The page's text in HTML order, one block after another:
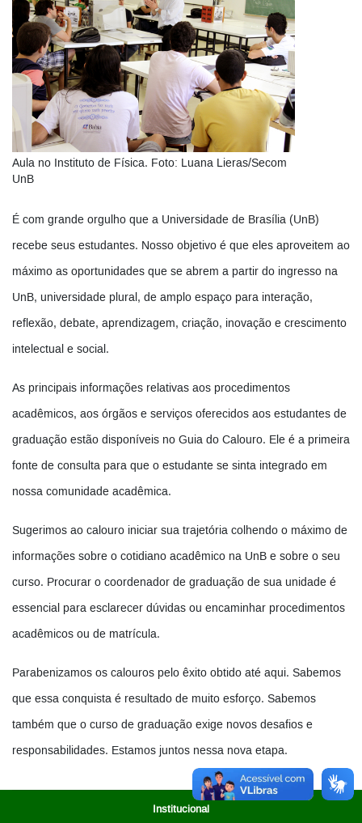
Aula no Instituto de Física. Foto: Luana Lieras/Secom
UnB
É com grande orgulho que a Universidade de Brasília (UnB)
recebe seus estudantes. Nosso objetivo é que eles aproveitem ao
máximo as oportunidades que se abrem a partir do ingresso na
UnB, universidade plural, de amplo espaço para interação,
reflexão, debate, aprendizagem, criação, inovação e crescimento
intelectual e social.
As principais informações relativas aos procedimentos
acadêmicos, aos órgãos e serviços oferecidos aos estudantes de
graduação estão disponíveis no Guia do Calouro. Ele é a primeira
fonte de consulta para que o estudante se sinta integrado em
nossa comunidade acadêmica.
Sugerimos ao calouro iniciar sua trajetória colhendo o máximo de
informações sobre o cotidiano acadêmico na UnB e sobre o seu
curso. Procurar o coordenador de graduação de sua unidade é
essencial para esclarecer dúvidas ou encaminhar procedimentos
acadêmicos ou de matrícula.
Parabenizamos os calouros pelo êxito obtido até aqui. Sabemos
que essa conquista é resultado de muito esforço. Sabemos
também que o curso de graduação exige novos desafios e
responsabilidades. Estamos juntos nessa nova etapa.
Institucional